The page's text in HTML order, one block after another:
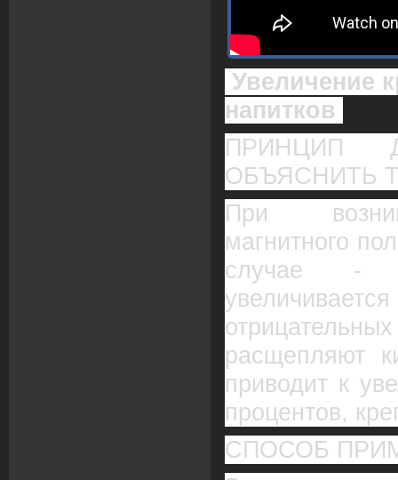
Увеличение
напитков
ПРИНЦИП
ОБЪЯСНИТЬ
При
магнитного
случае -
расщепляют
приводит к
процентов,
СПОСОБ